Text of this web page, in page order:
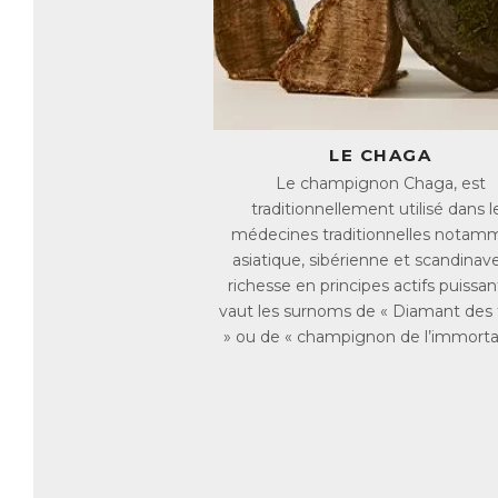
→
→
la
LE CHAGA
Le champignon Chaga, est
traditionnellement utilisé dans
médecines traditionnelles
asiatique, sibérienne et
richesse en principes actifs
vaut les surnoms de « Diamant des
» ou de « champignon de